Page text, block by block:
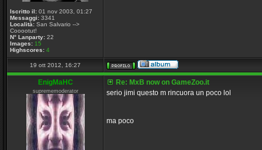
Iscritto il: 01 nov 2003, 01:27
Messaggi: 3341
Località: San Salvario -->
Cooootut!
N° Lanparty: 22
Images: 15
Highscores: 4
19 ott 2012, 16:27
EnigMaHC
suprememoderator
Re: MxB now on GameZoo.it
serio jimi questo m rincuora un poco lol
ma poco